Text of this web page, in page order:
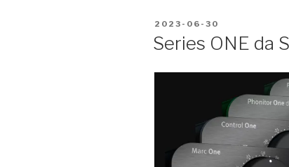
PUBLICADO
2023-06-30
Series ONE da